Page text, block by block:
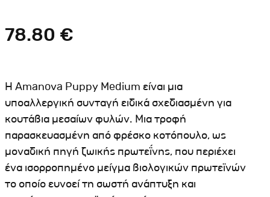
Κουδουνάκια Σκύλου
78.80 €
Η Amanova Puppy Medium είναι μια
υποαλλεργική συνταγή ειδικά σχεδιασμένη για
κουτάβια μεσαίων φυλών. Μια τροφή
παρασκευασμένη από φρέσκο κοτόπουλο, ως
μοναδική πηγή ζωικής πρωτεΐνης, που περιέχει
ένα ισορροπημένο μείγμα βιολογικών πρωτεϊνών
το οποίο ευνοεί τη σωστή ανάπτυξη και